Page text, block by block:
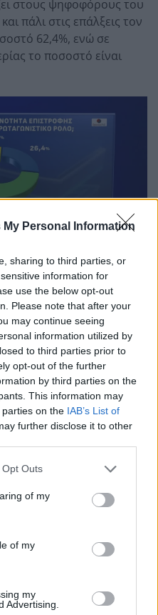
My Personal Information
sharing to third parties, or
information for
use the below opt-out
Please note that after your
may continue seeing
information utilized by
to third parties prior to
opt-out of the further
by third parties on the
This information may
on the IAB’s List of
further disclose it to other
uses one or more Google
behaviour. You may click to
and its third-party tags to
purposes in below Google
Outs
of my
of my
my
Advertising.
στους ψηφοφόρους του
πάλι στις επάλξεις τον
62,4%, ενώ σε
το ποσοστό είναι
πρωτοβουλίες της
είναι :
και ενίσχυσης του
με 250 ευρώ
Νοέμβριο 60%